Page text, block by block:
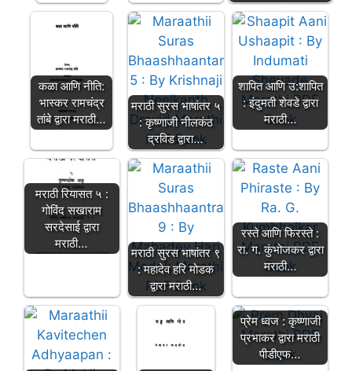
कळा आणि नीति:
भास्कर रामचंद्र
तांबे द्वारा मराठी…
मराठी सुरस भाषांतर ५
: कृष्णाजी नीलकंठ
द्रविड द्वारा…
शापित आणि उ:शापित
: इंदुमती शेवडे द्वारा
मराठी…
मराठी रियासत ५ :
गोविंद सखाराम
सरदेसाई द्वारा
मराठी…
मराठी सुरस भाषांतर ९
: महादेव हरि मोडक
द्वारा मराठी…
रस्ते आणि फिरस्ते :
रा. ग. कुंभोजकर द्वारा
मराठी…
प्रेम ध्वज : कृष्णाजी
प्रभाकर द्वारा मराठी
पीडीएफ…